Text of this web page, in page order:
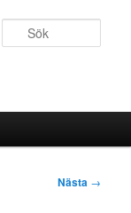
Nästa →